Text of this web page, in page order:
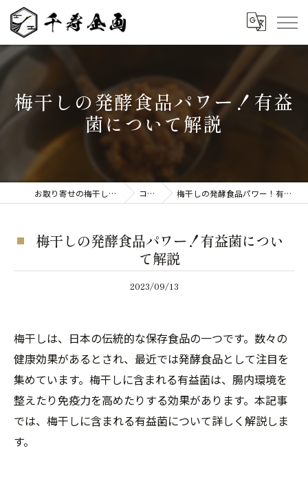
梅干しの発酵食品パワー！有益
菌について解説
お取り寄せの梅干しなら千寿企画 コラム 梅干しの発酵食品パワー！有益菌について解説
梅干しの発酵食品パワー！有益菌につい
て解説
2023/09/13
梅干しは、日本の伝統的な保存食品の一つです。数々の
健康効果があるとされ、最近では発酵食品として注目を
集めています。梅干しに含まれる有益菌は、腸内環境を
整えたり免疫力を高めたりする効果があります。本記事
では、梅干しに含まれる有益菌について詳しく解説しま
す。